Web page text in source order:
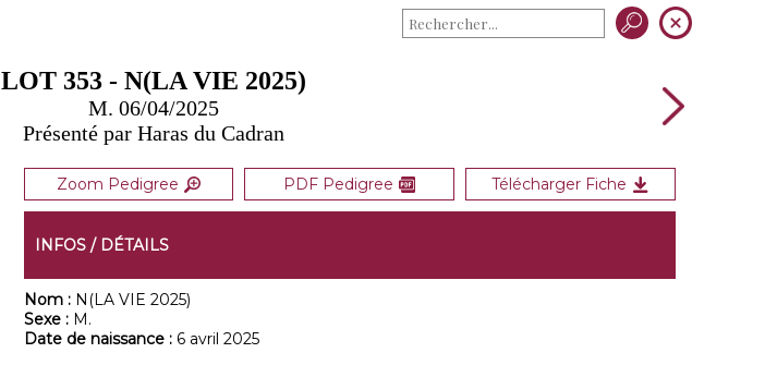
LOT 353 - N(LA VIE 2025)
M. 06/04/2025
Présenté par Haras du Cadran
Zoom Pedigree PDF Pedigree Télécharger Fiche
INFOS / DÉTAILS
Nom : N(LA VIE 2025)
Sexe : M.
Date de naissance : 6 avril 2025